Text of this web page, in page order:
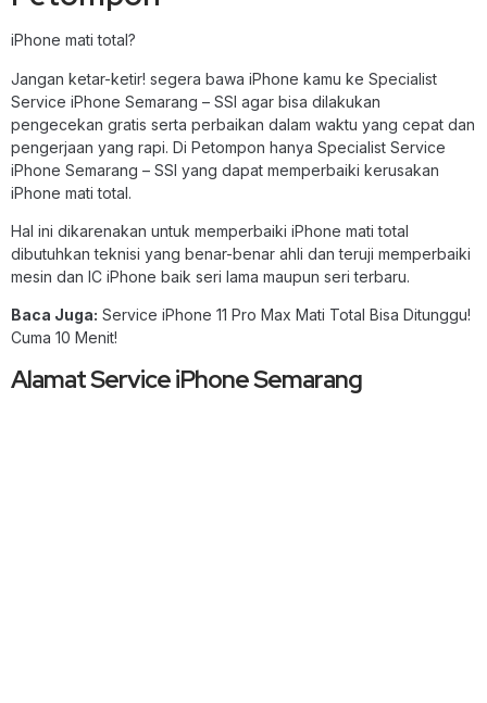
iPhone mati total?
Jangan ketar-ketir! segera bawa iPhone kamu ke Specialist
Service iPhone Semarang – SSI agar bisa dilakukan
pengecekan gratis serta perbaikan dalam waktu yang cepat dan
pengerjaan yang rapi. Di Petompon hanya Specialist Service
iPhone Semarang – SSI yang dapat memperbaiki kerusakan
iPhone mati total.
Hal ini dikarenakan untuk memperbaiki iPhone mati total
dibutuhkan teknisi yang benar-benar ahli dan teruji memperbaiki
mesin dan IC iPhone baik seri lama maupun seri terbaru.
Baca Juga: Service iPhone 11 Pro Max Mati Total Bisa Ditunggu!
Cuma 10 Menit!
Alamat Service iPhone Semarang